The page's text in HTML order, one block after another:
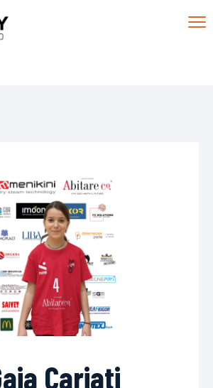
Cariati